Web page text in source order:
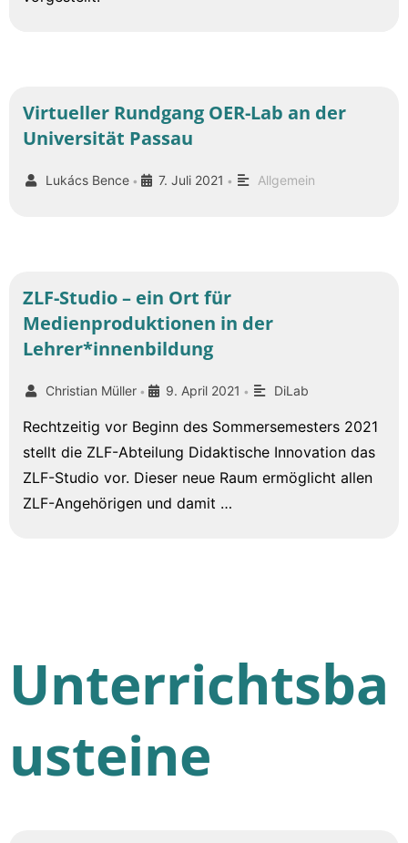
Virtueller Rundgang OER-Lab an der
Universität Passau
Lukács Bence • 7. Juli 2021 • Allgemein
ZLF-Studio – ein Ort für
Medienproduktionen in der
Lehrer*innenbildung
Christian Müller • 9. April 2021 • DiLab
Rechtzeitig vor Beginn des Sommersemesters 2021
stellt die ZLF-Abteilung Didaktische Innovation das
ZLF-Studio vor. Dieser neue Raum ermöglicht allen
ZLF-Angehörigen und damit …
Unterrichtsba
usteine